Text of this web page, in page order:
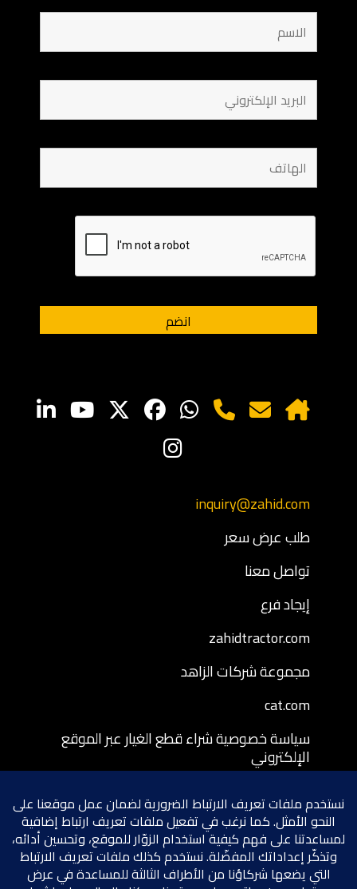
inquiry@zahid.com
طلب عرض سعر
تواصل معنا
إيجاد فرع
zahidtractor.com
مجموعة شركات الزاهد
cat.com
سياسة خصوصية شراء قطع الغيار عبر الموقع
الإلكتروني
الإلكتروني
سياسة إرجاع قطع الغيار المشتراة عبر الموقع
الإلكتروني